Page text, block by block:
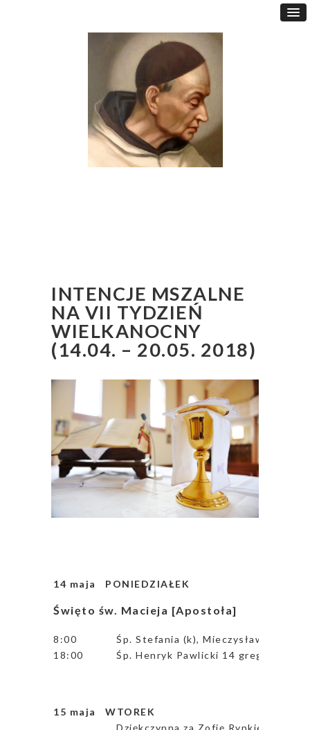
INTENCJE MSZALNE
NA VII TYDZIEŃ
WIELKANOCNY
(14.04. – 20.05. 2018)
14 maja PONIEDZIAŁEK
Święto św. Macieja [Apostoła]
8:00
Śp. Stefania (k), Mieczysław i
18:00
Śp. Henryk Pawlicki 14 greg.
15 maja WTOREK
Dziękczynna za Zofię Rynkiewicz w